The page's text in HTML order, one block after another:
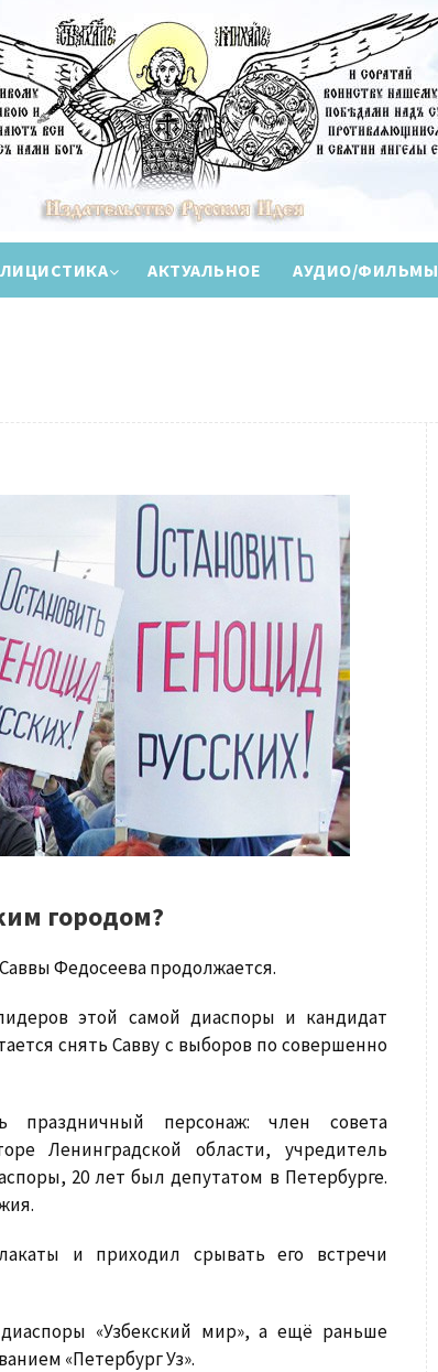
АКТУАЛЬНОЕ АУДИО/ФИЛЬМЫ
городом?
Федосеева продолжается.
этой самой диаспоры и кандидат
снять Савву с выборов по совершенно
персонаж: член совета
Ленинградской области, учредитель
20 лет был депутатом в Петербурге.
и приходил срывать его встречи
«Узбекский мир», а ещё раньше
«Петербург Уз».